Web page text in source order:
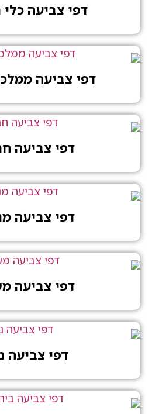
דפי צביעה כלי תחבורה
דפי צביעה ממלכת הילדים
דפי צביעה חתולים
דפי צביעה מנדלות
דפי צביעה משפחה
דפי צביעה נופים